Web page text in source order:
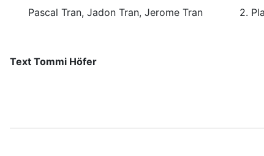
Pascal Tran, Jadon Tran, Jerome Tran 2. Platz
Text Tommi Höfer